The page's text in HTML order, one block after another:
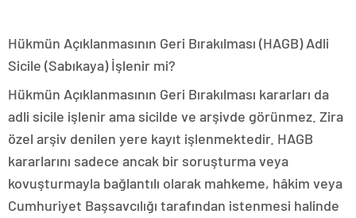
Hükmün Açıklanmasının Geri Bırakılması (HAGB) Adli
Sicile (Sabıkaya) İşlenir mi?
Hükmün Açıklanmasının Geri Bırakılması kararları da
adli sicile işlenir ama sicilde ve arşivde görünmez. Zira
özel arşiv denilen yere kayıt işlenmektedir. HAGB
kararlarını sadece ancak bir soruşturma veya
kovuşturmayla bağlantılı olarak mahkeme, hâkim veya
Cumhuriyet Başsavcılığı tarafından istenmesi halinde